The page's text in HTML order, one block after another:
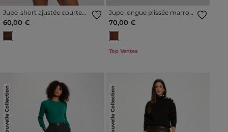
Jupe-short ajustée courte
marron foncé femme
60,00 €
Jupe longue plissée marron
cognac femme
70,00 €
Top Ventes
Nouvelle Collection Nouvelle Collection